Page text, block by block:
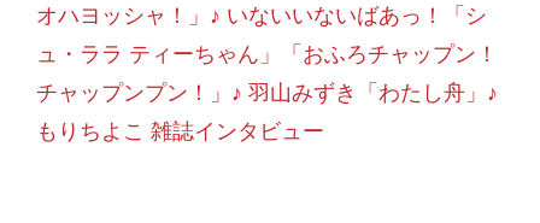
オハヨッシャ！」♪ いないいないばあっ！「シ
ュ・ララ ティーちゃん」「おふろチャップン！
チャップンプン！」♪ 羽山みずき「わたし舟」♪
もりちよこ 雑誌インタビュー